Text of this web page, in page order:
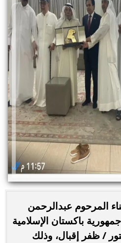
المرحوم عبدالرحمن
باكستان الإسلامية
/ ظفر إقبال، وذلك